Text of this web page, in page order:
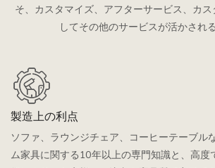
そ、カスタマイズ、アフターサービス、カ
してその他のサービスが活かされ
製造上の利点
ソファ、ラウンジチェア、コーヒーテーブル
ム家具に関する10年以上の専門知識と、高度